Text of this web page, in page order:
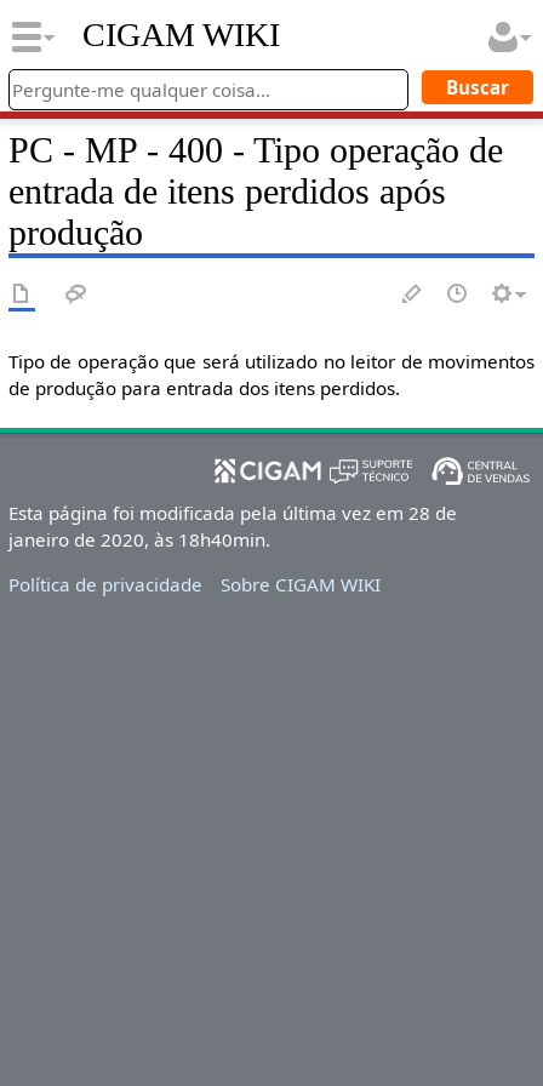
CIGAM WIKI
PC - MP - 400 - Tipo operação de
entrada de itens perdidos após
produção
Tipo de operação que será utilizado no leitor de movimentos
de produção para entrada dos itens perdidos.
Esta página foi modificada pela última vez em 28 de
janeiro de 2020, às 18h40min.
Política de privacidade
Sobre CIGAM WIKI